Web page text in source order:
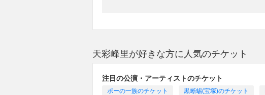
天彩峰里が好きな方に人気のチケット
注目の公演・アーティストのチケット
ポーの一族のチケット 黒蜥蜴(宝塚)のチケット